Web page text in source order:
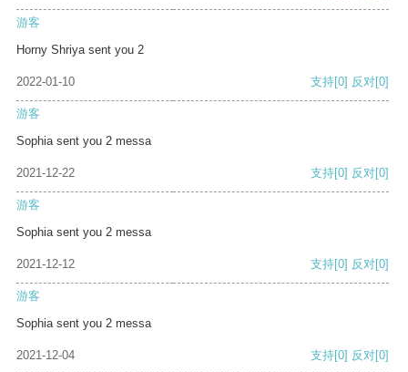
游客
Horny Shriya sent you 2
2022-01-10 支持[0] 反对[0]
游客
Sophia sent you 2 messa
2021-12-22 支持[0] 反对[0]
游客
Sophia sent you 2 messa
2021-12-12 支持[0] 反对[0]
游客
Sophia sent you 2 messa
2021-12-04 支持[0] 反对[0]